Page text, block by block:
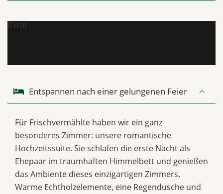
Error
Entspannen nach einer gelungenen Feier
Für Frischvermählte haben wir ein ganz
besonderes Zimmer: unsere romantische
Hochzeitssuite. Sie schlafen die erste Nacht als
Ehepaar im traumhaften Himmelbett und genießen
das Ambiente dieses einzigartigen Zimmers.
Warme Echtholzelemente, eine Regendusche und